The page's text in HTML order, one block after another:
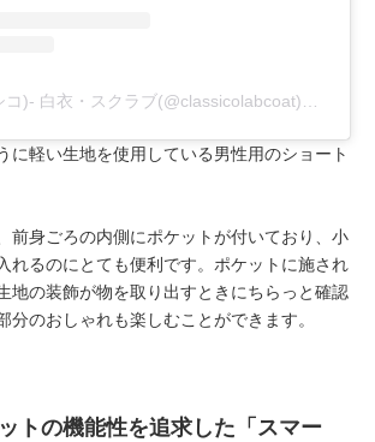
に軽い生地を使用している男性用のショート
前身ごろの内側にポケットが付いており、小
れるのにとても便利です。ポケットに施され
地の装飾が物を取り出すときにちらっと確認
分のおしゃれも楽しむことができます。
トの機能性を追求した「スマー